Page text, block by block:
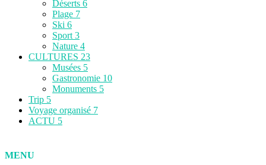
Déserts 6
Plage 7
Ski 6
Sport 3
Nature 4
CULTURES 23
Musées 5
Gastronomie 10
Monuments 5
Trip 5
Voyage organisé 7
ACTU 5
MENU